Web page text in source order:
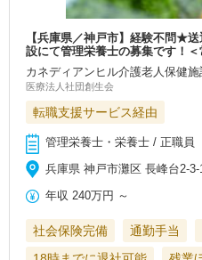
【兵庫県／神戸市】経験不問★
設にて管理栄養士の募集です！＜
カネディアンヒル介護老人保健施
医療法人社団創生会
転職支援サービス経由
管理栄養士・栄養士 / 正職員
兵庫県 神戸市灘区 長峰台2-3-
年収 240万円 ～
社会保険完備 通勤手当